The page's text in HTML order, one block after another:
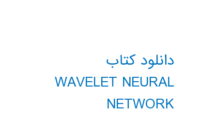
دانلود کتاب
WAVELET NEURAL
NETWORK